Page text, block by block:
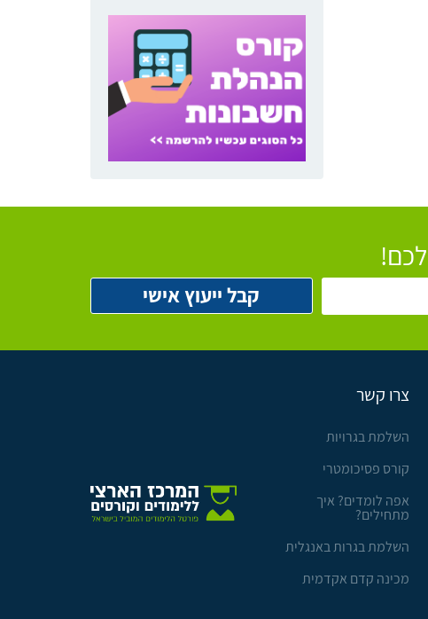
צרו קשר
השלמת בגרויות
קורס פסיכומטרי
אפה לומדים? איך
מתחילים?
השלמת בגרות באנגלית
מכינה קדם אקדמית